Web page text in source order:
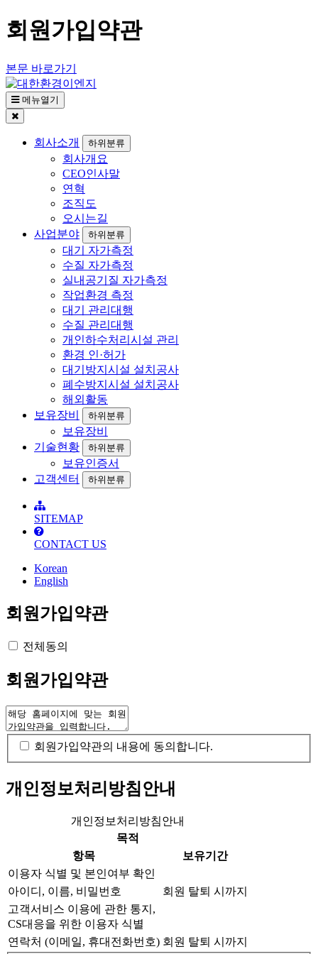
회원가입약관
본문 바로가기
메뉴열기
회사소개 하위분류
회사개요
CEO인사말
연혁
조직도
오시는길
사업분야
하위분류
대기 자가측정
수질 자가측정
실내공기질 자가측정
작업환경 측정
대기 관리대행
수질 관리대행
개인하수처리시설 관리
환경 인·허가
대기방지시설 설치공사
폐수방지시설 설치공사
해외활동
보유장비
하위분류
보유장비
기술현황
하위분류
보유인증서
고객센터
하위분류
SITEMAP
CONTACT US
Korean
English
회원가입약관
전체동의
회원가입약관
회원가입약관의 내용에 동의합니다.
개인정보처리방침안내
개인정보처리방침안내
목적
항목
보유기간
이용자 식별 및 본인여부 확인
아이디, 이름, 비밀번호
회원 탈퇴 시까지
고객서비스 이용에 관한 통지,
CS대응을 위한 이용자 식별
연락처 (이메일, 휴대전화번호) 회원 탈퇴 시까지